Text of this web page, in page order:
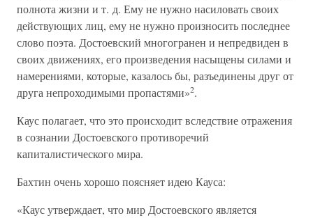
полнота жизни и т. д. Ему не нужно насиловать своих
действующих лиц, ему не нужно произносить последнее
слово поэта. Достоевский многогранен и непредвиден в
своих движениях, его произведения насыщены силами и
намерениями, которые, казалось бы, разъединены друг от
друга непроходимыми пропастями»2.
Каус полагает, что это происходит вследствие отражения
в сознании Достоевского противоречий
капиталистического мира.
Бахтин очень хорошо поясняет идею Кауса:
«Каус утверждает, что мир Достоевского является